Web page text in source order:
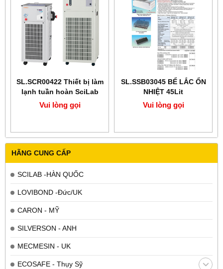
HÃNG CUNG CẤP
SCILAB -HÀN QUỐC
LOVIBOND -Đức/UK
CARON - MỸ
SILVERSON - ANH
MECMESIN - UK
ECOSAFE - Thụy Sỹ
SL.SCR00422 Thiết bị làm
lạnh tuần hoàn SciLab
Vui lòng gọi
SL.SSB03045 BỂ LẮC ỔN
NHIỆT 45Lit
Vui lòng gọi